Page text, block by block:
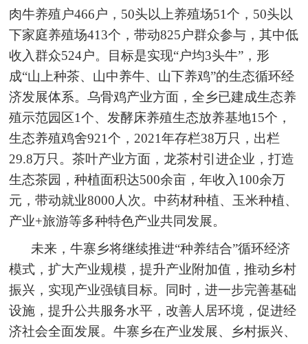
肉牛养殖户466户，50头以上养殖场51个，50头以
下家庭养殖场413个，带动825户群众参与，其中低
收入群众524户。目标是实现“户均3头牛”，形
成“山上种茶、山中养牛、山下养鸡”的生态循环经
济发展体系。乌骨鸡产业方面，全乡已建成生态养
殖示范园区1个、发酵床养殖生态放养基地15个，
生态养殖鸡舍921个，2021年存栏38万只，出栏
29.8万只。茶叶产业方面，龙茶村引进企业，打造
生态茶园，种植面积达500余亩，年收入100余万
元，带动就业8000人次。中药材种植、玉米种植、
产业+旅游等多种特色产业共同发展。
未来，牛寨乡将继续推进“种养结合”循环经济
模式，扩大产业规模，提升产业附加值，推动乡村
振兴，实现产业强镇目标。同时，进一步完善基础
设施，提升公共服务水平，改善人居环境，促进经
济社会全面发展。牛寨乡在产业发展、乡村振兴、